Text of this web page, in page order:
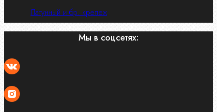
Латунный и бр. крепеж
Мы в соцсетях: